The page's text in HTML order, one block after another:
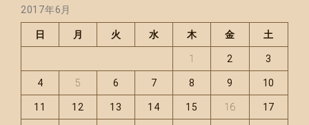
2017年6月
日 月 火 水 木 金 土
1 2 3
4 5 6 7 8 9 10
11 12 13 14 15 16 17